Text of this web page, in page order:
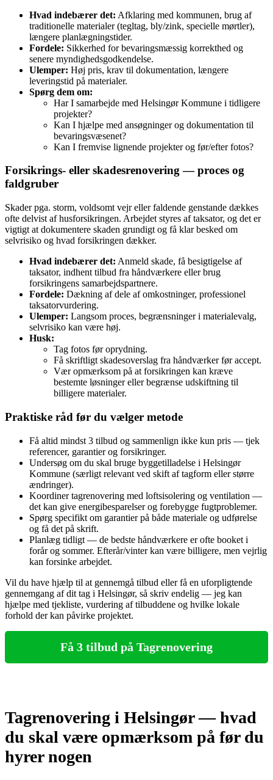
Hvad indebærer det: Afklaring med kommunen, brug af
traditionelle materialer (tegltag, bly/zink, specielle mørtler),
længere planlægningstider.
Fordele: Sikkerhed for bevaringsmæssig korrekthed og
senere myndighedsgodkendelse.
Ulemper: Høj pris, krav til dokumentation, længere
leveringstid på materialer.
Spørg dem om:
Har I samarbejde med Helsingør Kommune i tidligere
projekter?
Kan I hjælpe med ansøgninger og dokumentation til
bevaringsvæsenet?
Kan I fremvise lignende projekter og før/efter fotos?
Forsikrings‑ eller skadesrenovering — proces og
faldgruber
Skader pga. storm, voldsomt vejr eller faldende genstande dækkes
ofte delvist af husforsikringen. Arbejdet styres af taksator, og det er
vigtigt at dokumentere skaden grundigt og få klar besked om
selvrisiko og hvad forsikringen dækker.
Hvad indebærer det: Anmeld skade, få besigtigelse af
taksator, indhent tilbud fra håndværkere eller brug
forsikringens samarbejdspartnere.
Fordele: Dækning af dele af omkostninger, professionel
taksatorvurdering.
Ulemper: Langsom proces, begrænsninger i materialevalg,
selvrisiko kan være høj.
Husk:
Tag fotos før oprydning.
Få skriftligt skadesoverslag fra håndværker før accept.
Vær opmærksom på at forsikringen kan kræve
bestemte løsninger eller begrænse udskiftning til
billigere materialer.
Praktiske råd før du vælger metode
Få altid mindst 3 tilbud og sammenlign ikke kun pris — tjek
referencer, garantier og forsikringer.
Undersøg om du skal bruge byggetilladelse i Helsingør
Kommune (særligt relevant ved skift af tagform eller større
ændringer).
Koordiner tagrenovering med loftsisolering og ventilation —
det kan give energibesparelser og forebygge fugtproblemer.
Spørg specifikt om garantier på både materiale og udførelse
og få det på skrift.
Planlæg tidligt — de bedste håndværkere er ofte booket i
forår og sommer. Efterår/vinter kan være billigere, men vejrlig
kan forsinke arbejdet.
Vil du have hjælp til at gennemgå tilbud eller få en uforpligtende
gennemgang af dit tag i Helsingør, så skriv endelig — jeg kan
hjælpe med tjekliste, vurdering af tilbuddene og hvilke lokale
forhold der kan påvirke projektet.
Få 3 tilbud på Tagrenovering
Tagrenovering i Helsingør — hvad
du skal være opmærksom på før du
hyrer nogen